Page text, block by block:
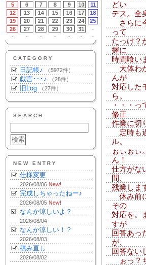
5
6 7 8 9 10
11
12
13 14 15 16 17
18
19
20 21 22 23 24
25
26
27 28 29 30 31
-
-
- - - - - -
CATEGORY
日記帳♪ （5972件）
戯言･･･♪ （28件）
旧Log （27件）
SEARCH
NEW ENTRY
仕様変更
2026/08/06 New!
完成しちゃったねー♪
2026/08/05 New!
なんか涼しいよ？
2026/08/04
なんか涼しい！？
2026/08/03
積み直し
2026/08/02
どい
デス。全
さらに
って
たっけ？
握に
時間喰い
大体わ
んが
対応した
ら。
・・・
修正
作業に切
定時も
ル。
ぉぃぉぃ
ん！
仕方がな
間、
残業しま
休み前
その
対応を。
すが
回答あっ
が、
回答ない
ぉっ？